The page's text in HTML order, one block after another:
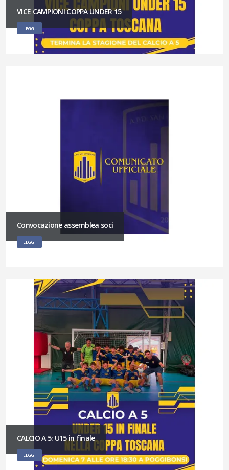
VICE CAMPIONI COPPA UNDER 15
LEGGI
Convocazione assemblea soci
LEGGI
CALCIO A 5: U15 in finale
LEGGI